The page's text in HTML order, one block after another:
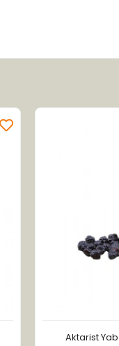
Aktarist